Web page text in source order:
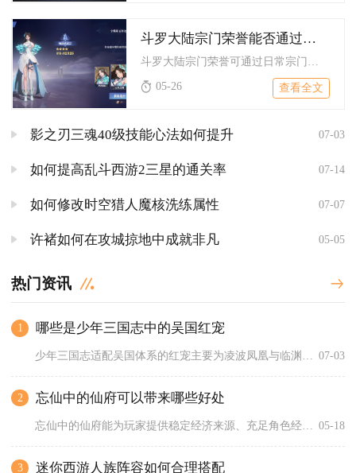
斗罗大陆宗门荣誉能否通过哪些途径提升
斗罗大陆宗门荣誉可通过日常宗门捐献、完成宗门事务与商会任务、...
05-26
查看全文
影之刃三魂40级技能心法如何提升 07-03
如何提高乱斗西游2三星的通关率 07-14
如何修改时空猎人魔核洗练属性 07-07
许褚如何在攻城掠地中成就非凡 05-05
热门资讯
1 哪些是少年三国志中的吴国红宠
少年三国志适配吴国体系的红宠主要为凌波凤凰与临渊魔龙，二者分... 07-03
2 忘仙中的仙府可以带来哪些好处
05-18
3 迷你西游人族阵容如何合理搭配